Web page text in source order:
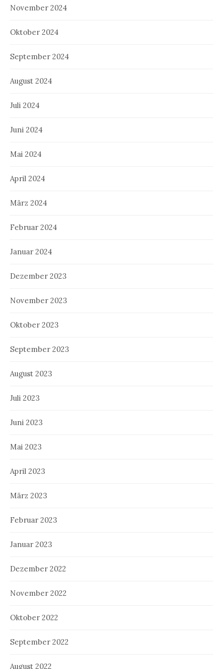
November 2024
Oktober 2024
September 2024
August 2024
Juli 2024
Juni 2024
Mai 2024
April 2024
März 2024
Februar 2024
Januar 2024
Dezember 2023
November 2023
Oktober 2023
September 2023
August 2023
Juli 2023
Juni 2023
Mai 2023
April 2023
März 2023
Februar 2023
Januar 2023
Dezember 2022
November 2022
Oktober 2022
September 2022
August 2022